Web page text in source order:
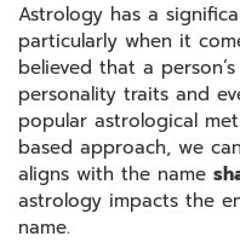
Astrology has a
particularly when it
believed that a
personality traits and
popular astrological
based approach, we
aligns with the name
astrology impacts the
name.